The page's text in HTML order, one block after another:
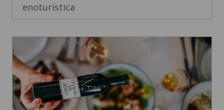
enoturística